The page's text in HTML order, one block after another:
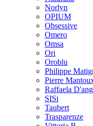
Norlyn
OPIUM
Obsessive
Omero
Omsa
Ori
Oroblu
Philippe
Pierre
Raffaela
SISi
Taubert
Trasparenze